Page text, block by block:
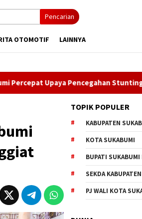
Pencarian
OTOMOTIF LAINNYA
Pencegahan Stunting CV
TOPIK POPULER
KABUPATEN
KOTA SUKABUMI
BUPATI SUKABUMI
SEKDA
PJ WALI KOTA